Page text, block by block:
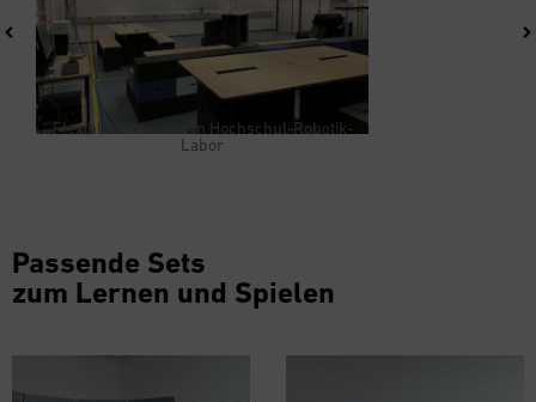
Flexibles Arbeiten im Hochschul-Robotik-
Labor
Passende Sets
zum Lernen und Spielen